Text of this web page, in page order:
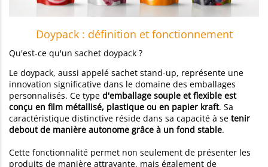
Doypack : définition et fonctionnement
Qu'est-ce qu'un sachet doypack ?
Le doypack, aussi appelé sachet stand-up, représente une
innovation significative dans le domaine des emballages
personnalisés. Ce type d'emballage souple et flexible est
conçu en film métallisé, plastique ou en papier kraft. Sa
caractéristique distinctive réside dans sa capacité à se tenir
debout de manière autonome grâce à un fond stable.
Cette fonctionnalité permet non seulement de présenter les
produits de manière attrayante, mais également de